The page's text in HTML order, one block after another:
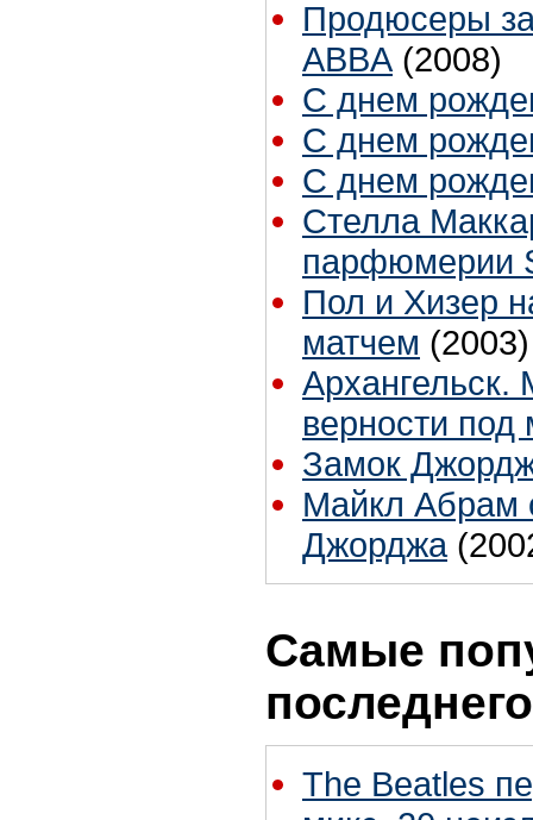
Продюсеры
ABBA (2008)
С днем
С днем
С днем
Стелла
парфюмерии
Пол и Хизер
матчем (2003)
верности под
Замок
Майкл Абрам
Джорджа
Самые
The Beatles